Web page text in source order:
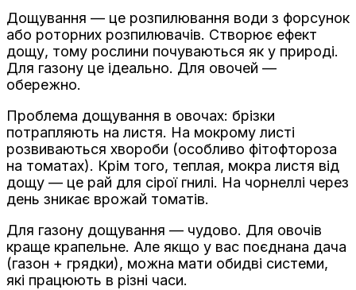
Дощування — це розпилювання води з форсунок
або роторних розпилювачів. Створює ефект
дощу, тому рослини почуваються як у природі.
Для газону це ідеально. Для овочей —
обережно.
Проблема дощування в овочах: брізки
потрапляють на листя. На мокрому листі
розвиваються хвороби (особливо фітофтороза
на томатах). Крім того, теплая, мокра листя від
дощу — це рай для сірої гнилі. На чорнеллі через
день зникає врожай томатів.
Для газону дощування — чудово. Для овочів
краще крапельне. Але якщо у вас поєднана дача
(газон + грядки), можна мати обидві системи,
які працюють в різні часи.